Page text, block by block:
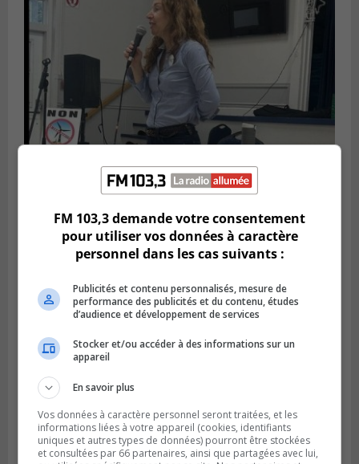
Publié le 6 juillet 2026 à 11h18
Climat Québec dévoile deux candidats
pour l’Agglomération
Publié le 6 juillet 2026 à 09h33
Longueuil conclue un contrat pour
FM 103,3 demande votre consentement
pour utiliser vos données à caractère
personnel dans les cas suivants :
Publicités et contenu personnalisés, mesure de
performance des publicités et du contenu, études
d’audience et développement de services
Stocker et/ou accéder à des informations sur un
appareil
En savoir plus
Vos données à caractère personnel seront traitées, et les
informations liées à votre appareil (cookies, identifiants
uniques et autres types de données) pourront être stockées
et consultées par 66 partenaires, ainsi que partagées avec lui,